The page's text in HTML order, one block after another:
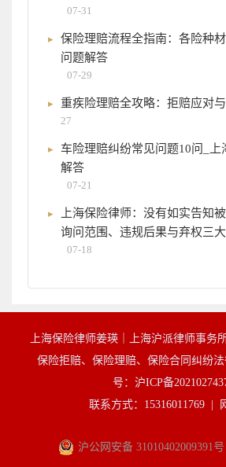
07-31
保险理赔流程全指南：各险种
问题解答
07-29
重疾险理赔全攻略：拒赔应对
27
车险理赔纠纷常见问题10问_上
解答
07-21
上海保险律师：没有如实告知
询问范围、违规后果与弃权三
07-18
上海保险律师姜瑛｜上海沪派律师事务
保险拒赔、保险理赔、保险合同纠纷
号：沪ICP备
联系方式：15316011769 |
沪公网安备 31010402009391号